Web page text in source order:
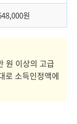
원
원 이상의 고급
로 소득인정액에